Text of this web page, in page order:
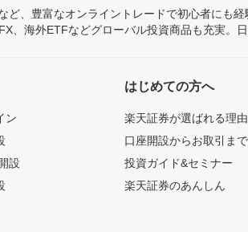
ど、豊富なオンライントレードで初心者にも
、海外ETFなどグローバル投資商品も充実。
ン
設
はじめての方へ
楽天証券が選ばれる理由
口座開設からお取引ま
投資ガイド&セミナー
楽天証券のあんしん